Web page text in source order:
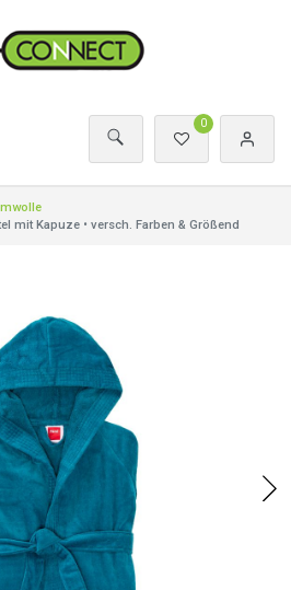
0
mit Kapuze • versch. Farben & Größend